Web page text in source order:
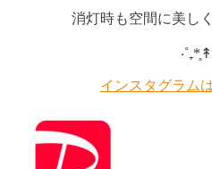
消灯時も空間に美し
インスタグラム